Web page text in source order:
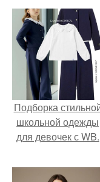
Подборка
школьной одежды
для девочек с WB.